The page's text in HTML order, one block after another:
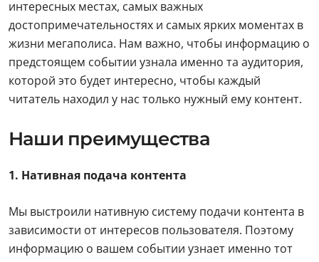
интересных местах, самых важных
достопримечательностях и самых ярких моментах в
жизни мегаполиса. Нам важно, чтобы информацию о
предстоящем событии узнала именно та аудитория,
которой это будет интересно, чтобы каждый
читатель находил у нас только нужный ему контент.
Наши преимущества
1. Нативная подача контента
Мы выстроили нативную систему подачи контента в
зависимости от интересов пользователя. Поэтому
информацию о вашем событии узнает именно тот